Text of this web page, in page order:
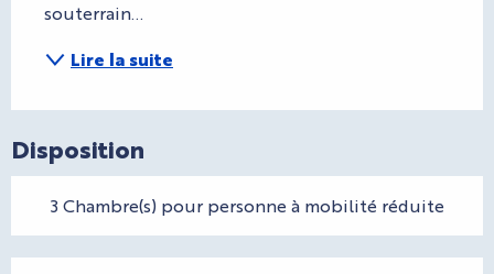
souterrain...
Lire la suite
Disposition
3 Chambre(s) pour personne à mobilité réduite